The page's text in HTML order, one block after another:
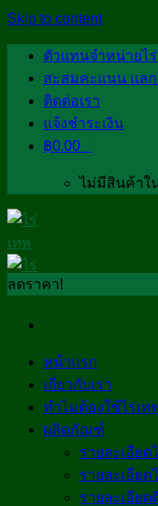
Skip to content
ตัวแทนจำหน่ายไร่
สะสมคะแนน แลก
ติดต่อเรา
แจ้งชำระเงิน
฿0.00
ไม่มีสินค้าใ
หน้าแรก
เกี่ยวกับเรา
ทำไมต้องใช้ไร่เท
ผลิตภัณฑ์
รายละเอียด
รายละเอียด
รายละเอียด
ลดราคา!